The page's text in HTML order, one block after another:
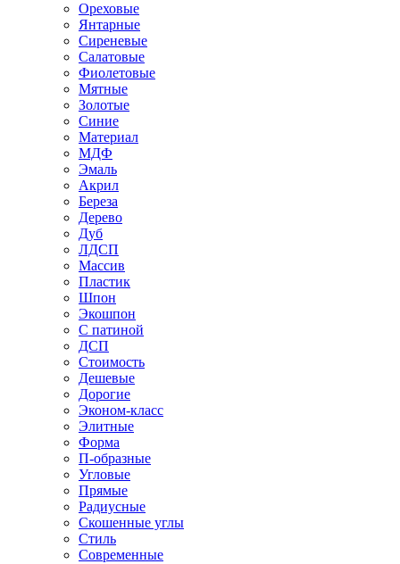
Ореховые
Янтарные
Сиреневые
Салатовые
Фиолетовые
Мятные
Золотые
Синие
Материал
МДФ
Эмаль
Акрил
Береза
Дерево
Дуб
ЛДСП
Массив
Пластик
Шпон
Экошпон
С патиной
ДСП
Стоимость
Дешевые
Дорогие
Эконом-класс
Элитные
Форма
П-образные
Угловые
Прямые
Радиусные
Скошенные углы
Стиль
Современные